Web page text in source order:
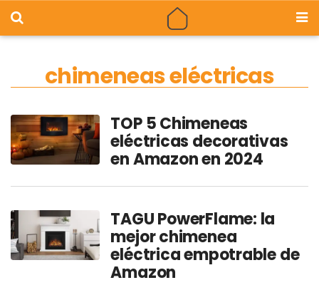
chimeneas eléctricas
TOP 5 Chimeneas
eléctricas decorativas
en Amazon en 2024
TAGU PowerFlame: la
mejor chimenea
eléctrica empotrable de
Amazon